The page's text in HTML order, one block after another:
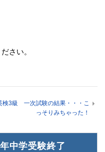
さい。
検3級 一次試験の結果・・・こ
っそりみちゃった！
中学受験終了